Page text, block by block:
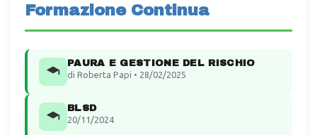
Formazione Continua
PAURA E GESTIONE DEL RISCHIO
di Roberta Papi • 28/02/2025
BLSD
20/11/2024